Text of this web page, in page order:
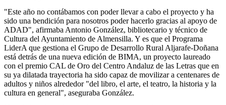
"Este año no contábamos con poder llevar a cabo el proyecto y ha
sido una bendición para nosotros poder hacerlo gracias al apoyo de
ADAD", afirmaba Antonio González, bibliotecario y técnico de
Cultura del Ayuntamiento de Almensilla. Y es que el Programa
LiderA que gestiona el Grupo de Desarrollo Rural Aljarafe-Doñana
está detrás de una nueva edición de BIMA, un proyecto laureado
con el premio CAL de Oro del Centro Andaluz de las Letras que en
su ya dilatada trayectoria ha sido capaz de movilizar a centenares de
adultos y niños alrededor "del libro, el arte, el teatro, la historia y la
cultura en general", aseguraba González.